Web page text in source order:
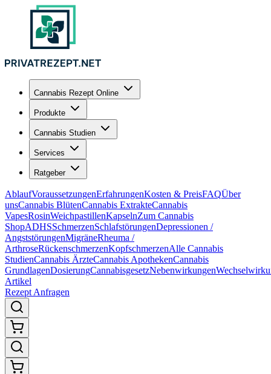
Cannabis Rezept Online
Produkte
Cannabis Studien
Services
Ratgeber
AblaufVoraussetzungenErfahrungenKosten & PreisFAQÜber
unsCannabis BlütenCannabis ExtrakteCannabis
VapesRosinWeichpastillenKapselnZum Cannabis
ShopADHSSchmerzenSchlafstörungenDepressionen /
AngststörungenMigräneRheuma /
ArthroseRückenschmerzenKopfschmerzenAlle Cannabis
StudienCannabis ÄrzteCannabis ApothekenCannabis
GrundlagenDosierungCannabisgesetzNebenwirkungen
Artikel
Rezept Anfragen